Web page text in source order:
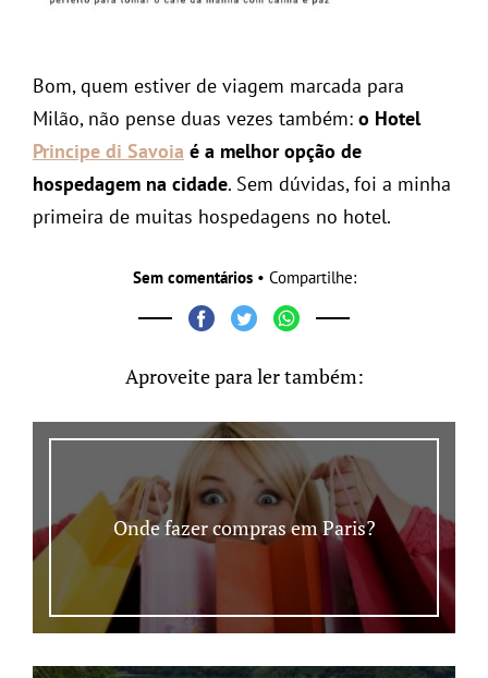
Bom, quem estiver de viagem marcada para
Milão, não pense duas vezes também: o Hotel
Principe di Savoia é a melhor opção de
hospedagem na cidade. Sem dúvidas, foi a minha
primeira de muitas hospedagens no hotel.
Sem comentários• Compartilhe:
Aproveite para ler também:
Onde fazer compras em Paris?